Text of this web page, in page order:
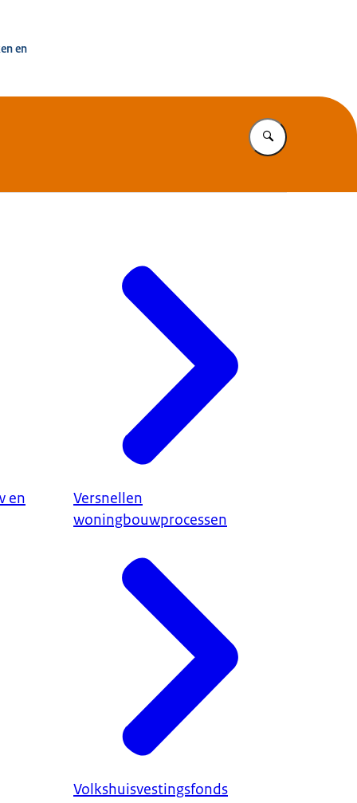
en
Vul in wat u
en
Versnellen
woningbouwprocessen
Volkshuisvestingsfonds